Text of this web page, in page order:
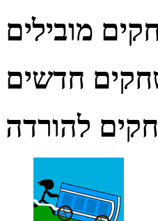
מובילים
חדשים
להורדה